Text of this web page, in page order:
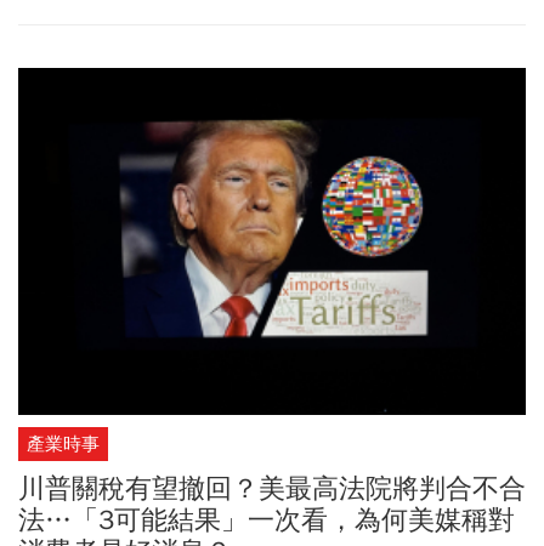
茂春提出「強、斷、識、選、守」五字訣：強，具備嚇阻實力；
斷，去風險而非脫鉤；識，識別中共政治戰，別把滲透當交流；
選，選擇性接觸；守，把民主守好。最後，華裔日本參議員石平示
警台灣人「不要對中國抱希望」，要認識其是「地痞流氓國家」。
他以「香港經驗」為例，直言有台灣人仍幻想，被中國統一後還有
一國兩制、維持現有生活方式，「這是不可能的」。
產業時事
川普關稅有望撤回？美最高法院將判合不合
法…「3可能結果」一次看，為何美媒稱對